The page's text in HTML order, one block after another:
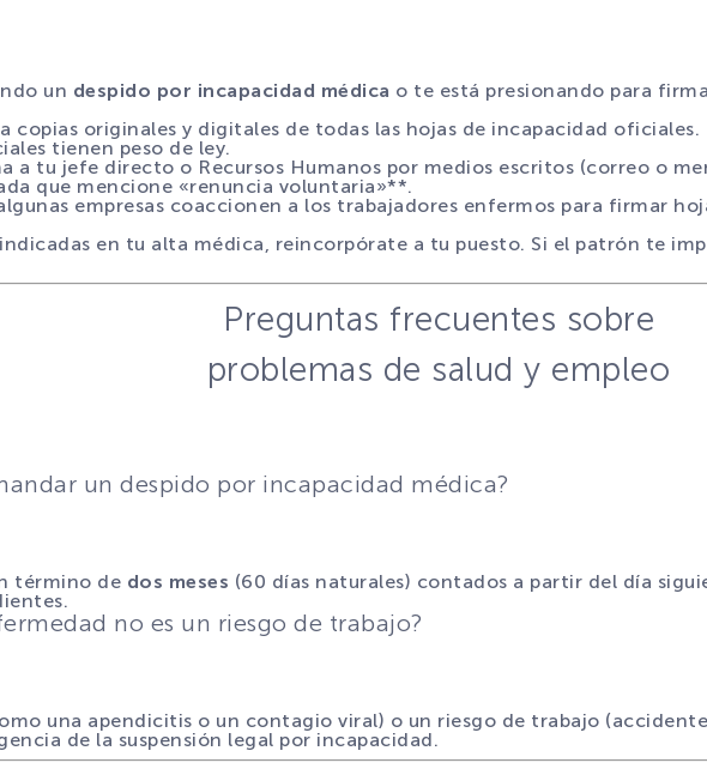
un despido por incapacidad médica o te está presionando para
copias originales y digitales de todas las hojas de incapacidad
tienen peso de ley.
a tu jefe directo o Recursos Humanos por medios escritos (correo o
que mencione «renuncia voluntaria»**.
empresas coaccionen a los trabajadores enfermos para firmar
en tu alta médica, reincorpórate a tu puesto. Si el patrón te
Preguntas frecuentes sobre
problemas de salud y empleo
un despido por incapacidad médica?
término de dos meses (60 días naturales) contados a partir del día
no es un riesgo de trabajo?
una apendicitis o un contagio viral) o un riesgo de trabajo
de la suspensión legal por incapacidad.